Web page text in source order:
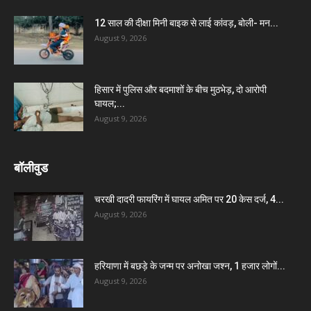
12 साल की दीक्षा मिनी बाइक से लाई कांवड़, बोली- मन...
August 9, 2026
हिसार में पुलिस और बदमाशों के बीच मुठभेड़, दो आरोपी
घायल;...
August 9, 2026
बॉलीवुड
चरखी दादरी फायरिंग में घायल अमित पर 20 केस दर्ज, 4...
August 9, 2026
हरियाणा में बछड़े के जन्म पर अनोखा जश्न, 1 हजार लोगों...
August 9, 2026